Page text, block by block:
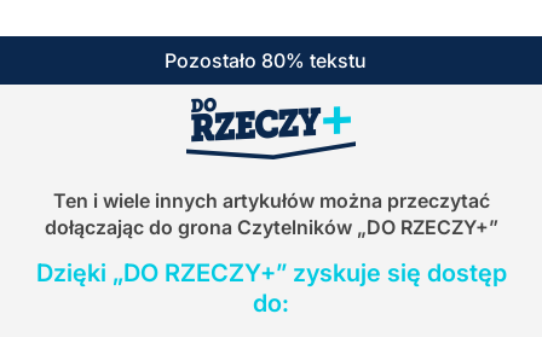
Pozostało 80% tekstu
Ten i wiele innych artykułów można przeczytać
dołączając do grona Czytelników „DO RZECZY+”
Dzięki „DO RZECZY+” zyskuje się dostęp
do: